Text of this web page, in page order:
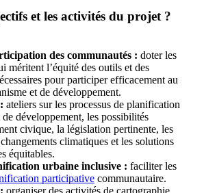
et les activités du projet ?
des communautés : doter les
méritent l’équité des outils et des
pour participer efficacement au
et de développement.
ateliers sur les processus de planification
de développement, les possibilités
civique, la législation pertinente, les
climatiques et les solutions
équitables.
urbaine inclusive : faciliter les
participative communautaire.
organiser des activités de cartographie